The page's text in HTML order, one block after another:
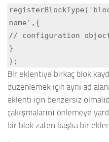
name',{
// configuration
}
);
Bir eklentiye birkaç blok
düzenlemek için aynı ad
eklenti için benzersiz
çakışmalarını önlemeye
bir blok zaten başka bir